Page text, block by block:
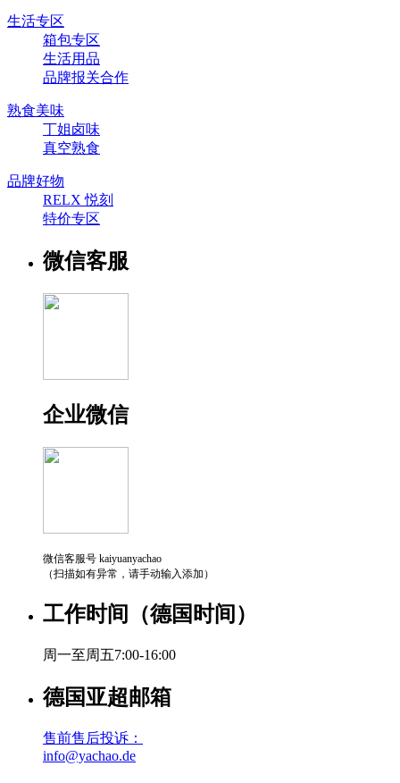
生活专区
箱包专区
生活用品
品牌报关合作
熟食美味
丁姐卤味
真空熟食
品牌好物
RELX 悦刻
特价专区
微信客服
企业微信
微信客服号 kaiyuanyachao
（扫描如有异常，请手动输入添加）
工作时间（德国时间）
周一至周五7:00-16:00
德国亚超邮箱
售前售后投诉：
info@yachao.de